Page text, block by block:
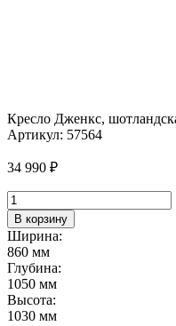
Кресло Дженкс,
Артикул: 57564
34 990 ₽
Количество
товара
Кресло
Дженкс,
шотландская
клетка,
красная
В корзину
Ширина:
860 мм
Глубина:
1050 мм
Высота:
1030 мм